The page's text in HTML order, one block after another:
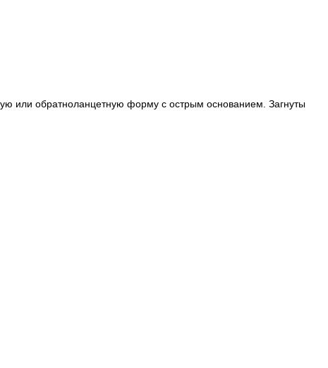
или обратноланцетную форму с острым основанием. Загнуты